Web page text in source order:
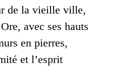
de la vieille ville,
avec ses hauts
en pierres,
et l’esprit